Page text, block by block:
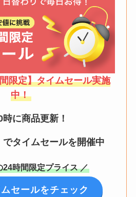
限定】タイムセール実施
中！
に商品更新！
でタイムセールを開催中
24時間限定プライス ／
セールをチェック